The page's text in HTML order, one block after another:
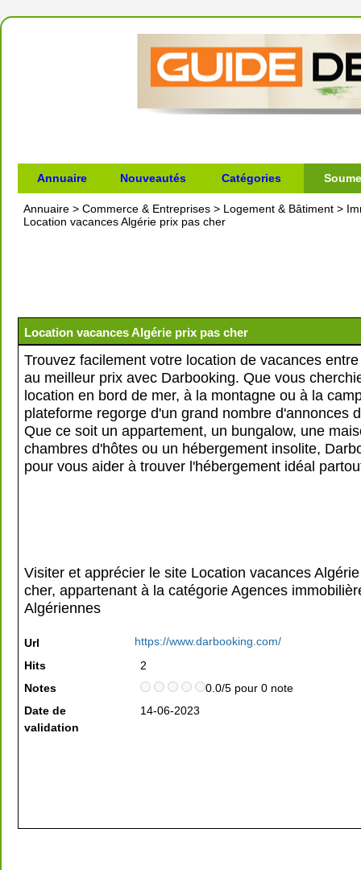
Annuaire Nouveautés Catégories
Annuaire > Commerce & Entreprises > Logement & Bâtiment >
Location vacances Algérie prix pas cher
Location vacances Algérie prix pas cher
Trouvez facilement votre location de vacances
au meilleur prix avec Darbooking. Que vous
location en bord de mer, à la montagne ou à la
plateforme regorge d'un grand nombre d'annonces
Que ce soit un appartement, un bungalow, une
chambres d'hôtes ou un hébergement insolite,
pour vous aider à trouver l'hébergement idéal
Visiter et apprécier le site Location vacances
cher, appartenant à la catégorieAgences
Algériennes
Url
https://www.darbooking.com/
Hits
2
Notes
0.0/5 pour 0 note
Date de
validation
14-06-2023